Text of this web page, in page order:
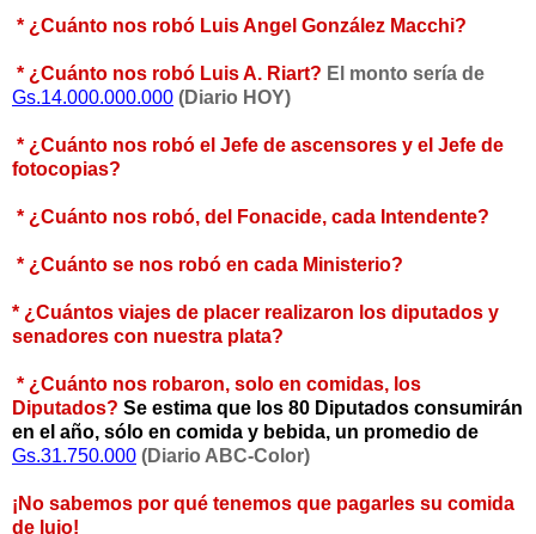
* ¿Cuánto nos robó Luis Angel González Macchi?
* ¿Cuánto nos robó Luis A. Riart? El monto sería de
Gs.14.000.000.000 (Diario HOY)
* ¿Cuánto nos robó el Jefe de ascensores y el Jefe de
fotocopias?
* ¿Cuánto nos robó, del Fonacide, cada Intendente?
* ¿Cuánto se nos robó en cada Ministerio?
* ¿Cuántos viajes de placer realizaron los diputados y
senadores con nuestra plata?
* ¿Cuánto nos robaron, solo en comidas, los
Diputados? Se estima que los 80 Diputados consumirán
en el año, sólo en comida y bebida, un promedio de
Gs.31.750.000 (Diario ABC-Color)
¡No sabemos por qué tenemos que pagarles su comida
de lujo!